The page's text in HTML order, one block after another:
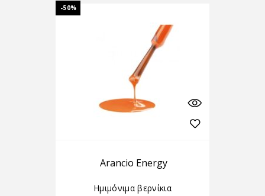
-50%
Arancio Energy
Ημιμόνιμα βερνίκια